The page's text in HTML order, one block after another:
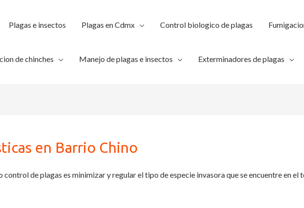
Plagas e insectos Plagas en Cdmx Control biologico de plagas
de chinches Manejo de plagas e insectos Exterminadores de plagas
en Barrio Chino
de plagas es minimizar y regular el tipo de especie invasora que se encuentre en